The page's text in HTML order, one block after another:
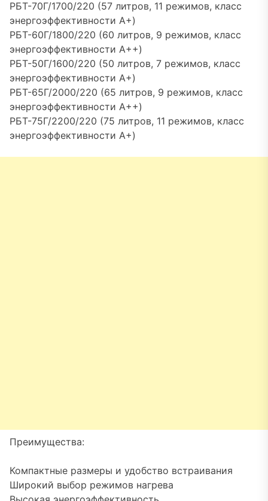
РБТ-70Г/1700/220 (57 литров, 11 режимов, класс
энергоэффективности A+)
РБТ-60Г/1800/220 (60 литров, 9 режимов, класс
энергоэффективности A++)
РБТ-50Г/1600/220 (50 литров, 7 режимов, класс
энергоэффективности A+)
РБТ-65Г/2000/220 (65 литров, 9 режимов, класс
энергоэффективности A++)
РБТ-75Г/2200/220 (75 литров, 11 режимов, класс
энергоэффективности A+)
Преимущества:
Компактные размеры и удобство встраивания
Широкий выбор режимов нагрева